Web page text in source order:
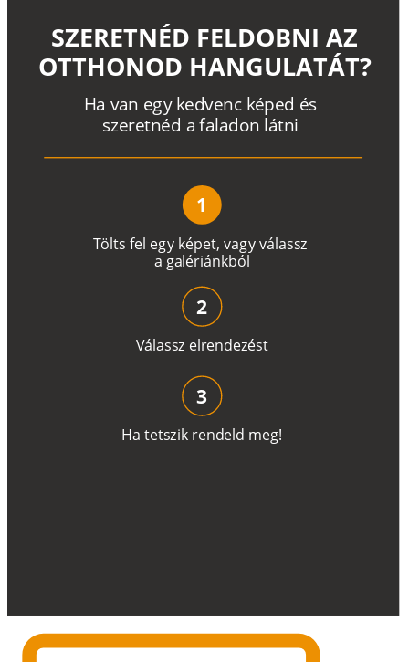
Tölts fel egy képet, vagyválassz
a galériánkból
Ha van egy kedvenc képed és
szeretnéd a faladon látni
SZERETNÉD FELDOBNI AZ
OTTHONOD HANGULATÁT?
1
Válassz elrendezést
2
Ha tetszik rendeld meg!
3